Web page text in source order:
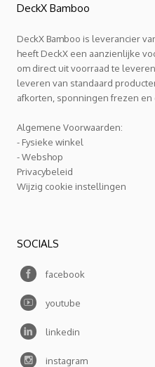
DeckX Bamboo
DeckX Bamboo is leverancier
heeft DeckX een aanzienlijke
om direct uit voorraad te
leveren van standaard
afkorten, sponningen frezen en
Algemene Voorwaarden:
- Fysieke winkel
- Webshop
Privacybeleid
Wijzig cookie instellingen
SOCIALS
facebook
youtube
linkedin
instagram